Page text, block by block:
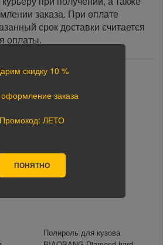
заказа. При оплате
срок доставки считается
оплаты.
Полироль для кузова
скидку 10 %
заказа
Промокод: ЛЕТО
ПОНЯТНО